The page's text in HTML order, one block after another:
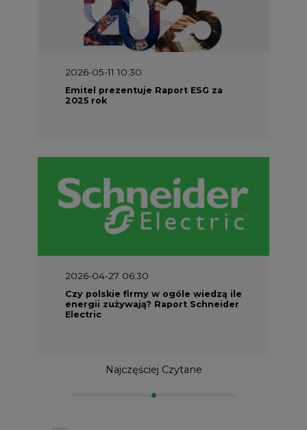
2026-05-11 10:30
Emitel prezentuje Raport ESG za
2025 rok
2026-04-27 06:30
Czy polskie firmy w ogóle wiedzą ile
energii zużywają? Raport Schneider
Electric
Najczęściej Czytane